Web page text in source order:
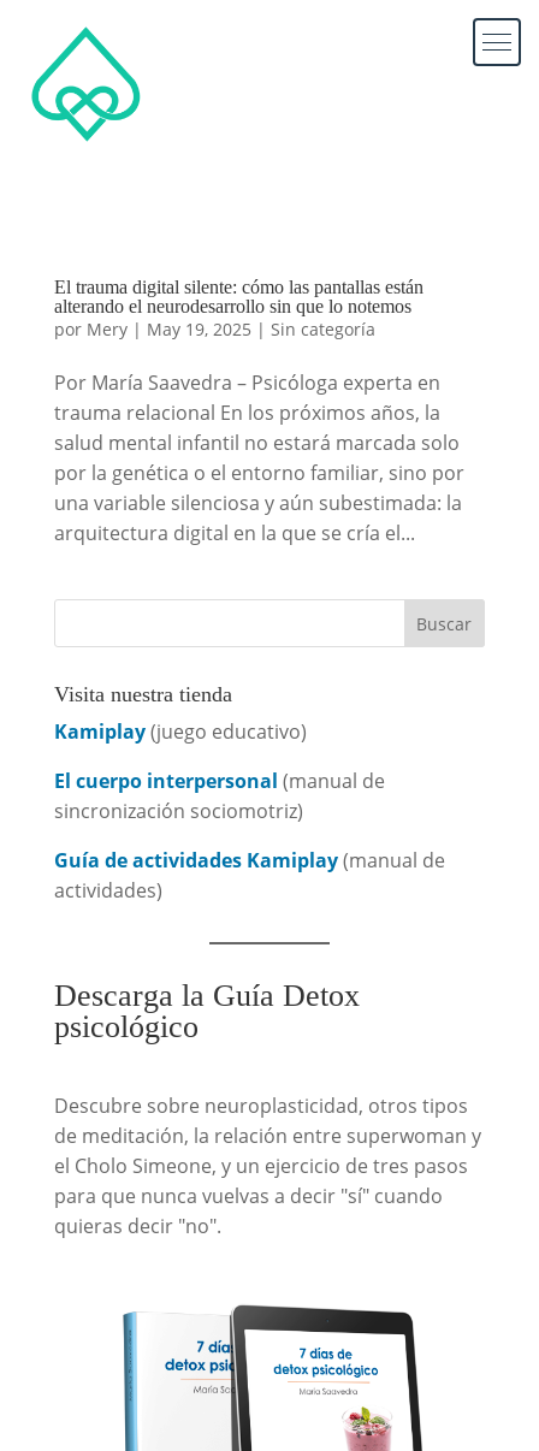
El trauma digital silente: cómo las pantallas están
alterando el neurodesarrollo sin que lo notemos
por Mery| May 19, 2025 | Sin categoría
Por María Saavedra – Psicóloga experta en
trauma relacional En los próximos años, la
salud mental infantil no estará marcada solo
por la genética o el entorno familiar, sino por
una variable silenciosa y aún subestimada: la
arquitectura digital en la que se cría el...
Visita nuestra tienda
Kamiplay(juego educativo)
El cuerpo interpersonal (manual de
sincronización sociomotriz)
Guía de actividades Kamiplay(manual de
actividades)
Descarga la Guía Detox
psicológico
Descubre sobre neuroplasticidad, otros tipos
de meditación, la relación entre superwoman y
el Cholo Simeone, y un ejercicio de tres pasos
para que nunca vuelvas a decir "sí" cuando
quieras decir "no".